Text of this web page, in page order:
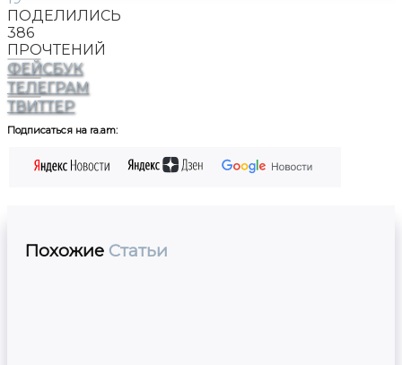
ПОДЕЛИЛИСЬ
386
ПРОЧТЕНИЙ
ФЕЙСБУК
ТЕЛЕГРАМ
ТВИТТЕР
Подписаться на ra.am:
Похожие Статьи